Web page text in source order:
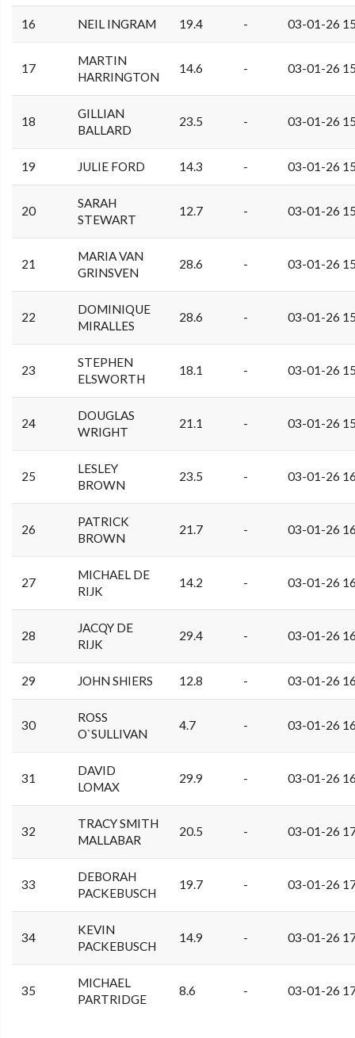
16 NEIL INGRAM 19.4 - 03-01-26
17
MARTIN
HARRINGTON
14.6 - 03-01-26
18
GILLIAN
BALLARD
23.5 - 03-01-26
19 JULIE FORD 14.3 - 03-01-26
20
SARAH
STEWART
12.7 - 03-01-26
21
MARIA VAN
GRINSVEN
28.6 - 03-01-26
22
DOMINIQUE
MIRALLES
28.6 - 03-01-26
23
STEPHEN
ELSWORTH
18.1 - 03-01-26
24
DOUGLAS
WRIGHT
21.1 - 03-01-26
25
LESLEY
BROWN
23.5 - 03-01-26
26
PATRICK
BROWN
21.7 - 03-01-26
27
MICHAEL DE
RIJK
14.2 - 03-01-26
28
JACQY DE
RIJK
29.4 - 03-01-26
29 JOHN SHIERS 12.8 - 03-01-26
30
ROSS
O`SULLIVAN
4.7 - 03-01-26
31
DAVID
LOMAX
29.9 - 03-01-26
32
TRACY SMITH
MALLABAR
20.5 - 03-01-26
33
DEBORAH
PACKEBUSCH
19.7 - 03-01-26
34
KEVIN
PACKEBUSCH
14.9 - 03-01-26
35
MICHAEL
PARTRIDGE
8.6 - 03-01-26